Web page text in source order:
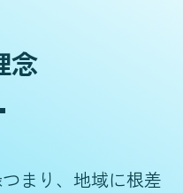
念
まり、地域に根差